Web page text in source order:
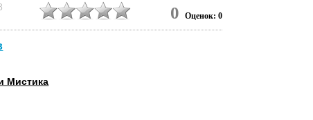
0 Оценок: 0
Мистика